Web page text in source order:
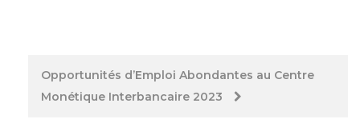
Post
navigation
Opportunités d’Emploi Abondantes au Centre
Monétique Interbancaire 2023